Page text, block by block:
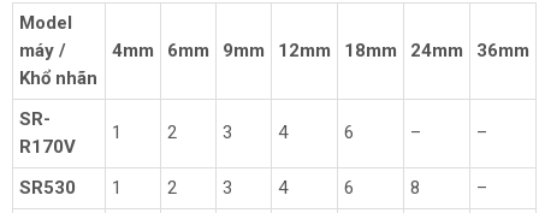
Model
máy /
Khổ nhãn
4mm 6mm 9mm 12mm 18mm 24mm 36mm
SR-
R170V
1 2 3 4 6 – –
SR530 1 2 3 4 6 8
–